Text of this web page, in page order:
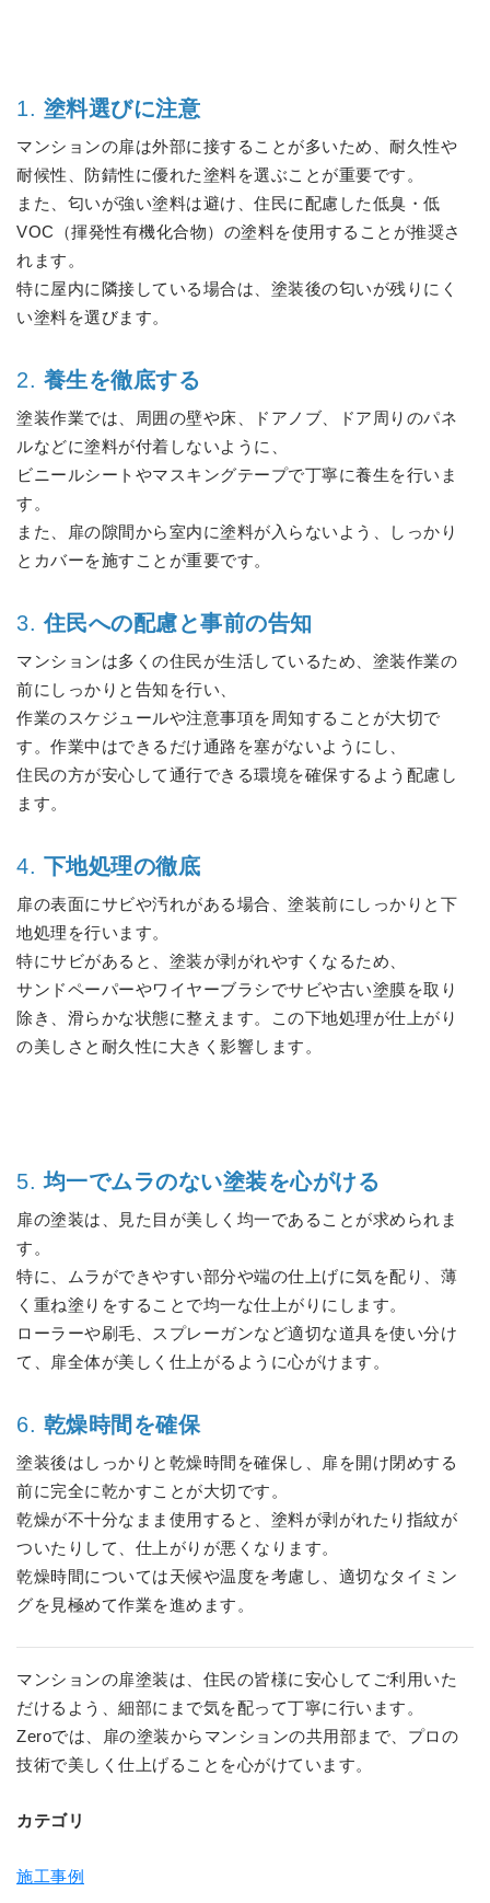
1. 塗料選びに注意
マンションの扉は外部に接することが多いため、耐久性や
耐候性、防錆性に優れた塗料を選ぶことが重要です。
また、匂いが強い塗料は避け、住民に配慮した低臭・低
VOC（揮発性有機化合物）の塗料を使用することが推奨さ
れます。
特に屋内に隣接している場合は、塗装後の匂いが残りにく
い塗料を選びます。
2. 養生を徹底する
塗装作業では、周囲の壁や床、ドアノブ、ドア周りのパネ
ルなどに塗料が付着しないように、
ビニールシートやマスキングテープで丁寧に養生を行いま
す。
また、扉の隙間から室内に塗料が入らないよう、しっかり
とカバーを施すことが重要です。
3.住民への配慮と事前の告知
マンションは多くの住民が生活しているため、塗装作業の
前にしっかりと告知を行い、
作業のスケジュールや注意事項を周知することが大切で
す。作業中はできるだけ通路を塞がないようにし、
住民の方が安心して通行できる環境を確保するよう配慮し
ます。
4. 下地処理の徹底
扉の表面にサビや汚れがある場合、塗装前にしっかりと下
地処理を行います。
特にサビがあると、塗装が剥がれやすくなるため、
サンドペーパーやワイヤーブラシでサビや古い塗膜を取り
除き、滑らかな状態に整えます。この下地処理が仕上がり
の美しさと耐久性に大きく影響します。
5.均一でムラのない塗装を心がける
扉の塗装は、見た目が美しく均一であることが求められま
す。
特に、ムラができやすい部分や端の仕上げに気を配り、薄
く重ね塗りをすることで均一な仕上がりにします。
ローラーや刷毛、スプレーガンなど適切な道具を使い分け
て、扉全体が美しく仕上がるように心がけます。
6. 乾燥時間を確保
塗装後はしっかりと乾燥時間を確保し、扉を開け閉めする
前に完全に乾かすことが大切です。
乾燥が不十分なまま使用すると、塗料が剥がれたり指紋が
ついたりして、仕上がりが悪くなります。
乾燥時間については天候や温度を考慮し、適切なタイミン
グを見極めて作業を進めます。
マンションの扉塗装は、住民の皆様に安心してご利用いた
だけるよう、細部にまで気を配って丁寧に行います。
Zeroでは、扉の塗装からマンションの共用部まで、プロの
技術で美しく仕上げることを心がけています。
カテゴリ
施工事例